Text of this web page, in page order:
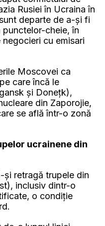
Rusiei în Ucraina în
departe de a-şi fi
cheie, în
cu emisari
Moscovei ca
care încă le
şi Doneţk),
din Zaporojie,
se află într-o zonă
ucrainene din
şi retragă trupele din
inclusiv dintr-o
o condiţie